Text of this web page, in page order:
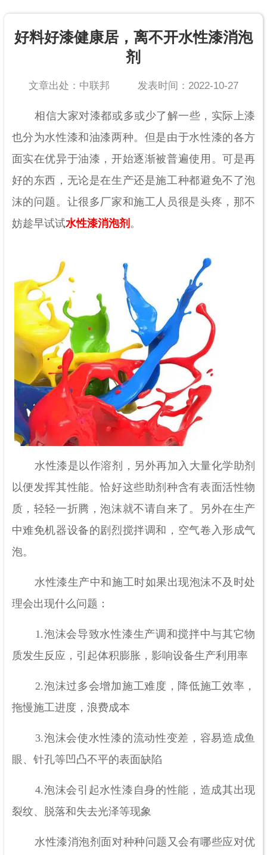
好料好漆健康居，离不开水性漆消泡
剂
文章出处：中联邦 发表时间：2022-10-27
相信大家对漆都或多或少了解一些，实际上漆
也分为水性漆和油漆两种。但是由于水性漆的各方
面实在优异于油漆，开始逐渐被普遍使用。可是再
好的东西，无论是在生产还是施工种都避免不了泡
沫的问题。让很多厂家和施工人员很是头疼，那不
妨趁早试试水性漆消泡剂 。
水性漆是以作溶剂，另外再加入大量化学助剂
以便发挥其性能。恰好这些助剂种含有表面活性物
质，轻轻一折腾，泡沫就不请自来了。另外在生产
中难免机器设备的剧烈搅拌调和，空气卷入形成气
泡。
水性漆生产中和施工时如果出现泡沫不及时处
理会出现什么问题：
1.泡沫会导致水性漆生产调和搅拌中与其它物
质发生反应，引起体积膨胀，影响设备生产利用率
2.泡沫过多会增加施工难度，降低施工效率，
拖慢施工进度，浪费成本
3.泡沫会使水性漆的流动性变差，容易造成鱼
眼、针孔等凹凸不平的表面缺陷
4.泡沫会引起水性漆自身的性能，造成其出现
裂纹、脱落和失去光泽等现象
水性漆消泡剂面对种种问题又会有哪些应对优